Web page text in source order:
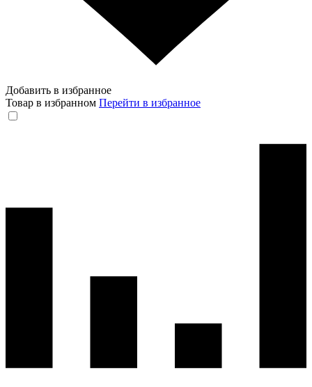
Добавить в избранное
Товар в избранном Перейти в избранное